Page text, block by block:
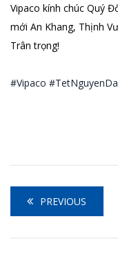
Vipaco kính chúc Quý
mới An Khang, Thịnh
Trân trọng!
#Vipaco
PREVIOUS